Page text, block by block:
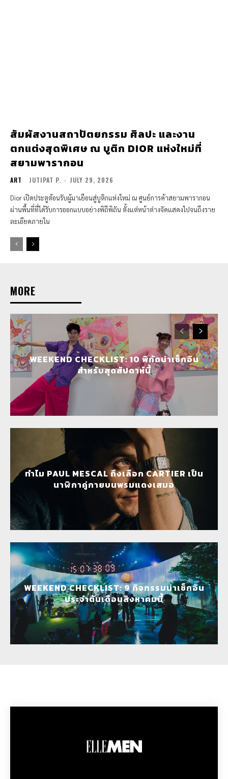
สัมผัสงานสถาปัตยกรรม ศิลปะ และงาน
ตกแต่งสุดพิเศษ ณ บูติก DIOR แห่งใหม่ที่
สยามพารากอน
ART JUTIPAT P. - JULY 29, 2026
Dior เปิดประตูต้อนรับผู้มาเยือนสู่บูติกแห่งใหม่ ณ ศูนย์การค้าสยามพารากอน
ผ่านพื้นที่ที่ได้รับการออกแบบอย่างพิถีพิถัน ตั้งแต่หน้าต่างจัดแสดงไปจนถึงราย
ละเอียดภายใน
MORE
WEEKEND CHECKLIST: 10 พิกัดน่าเช็กอิน
สำหรับสุดสัปดาห์นี้
ทำไม PAUL MESCAL ถึงเลือก CARTIER เป็น
นาฬิกาคู่กายบนพรมแดงเสมอ
WEEKEND CHECKLIST: 9 กิจกรรมน่าเช็กอิน
ประจำต้นเดือนสิงหาคมนี้